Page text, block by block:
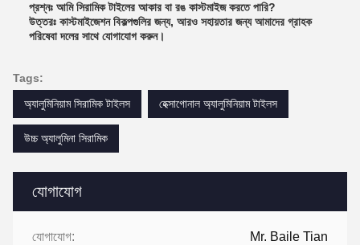
যোগাযোগ
যোগাযোগ: Mr. Baile Tian
প্রশ্নঃ আমি সিরামিক টাইলের আকার বা রঙ কাস্টমাইজ করতে পারি?
উত্তরঃ কাস্টমাইজেশন বিকল্পগুলির জন্য, আরও সহায়তার জন্য আমাদের গ্রাহক
পরিষেবা দলের সাথে যোগাযোগ করুন।
Tags:
অ্যালুমিনিয়াম সিরামিক টাইলস
হেক্সাগোনাল অ্যালুমিনিয়াম টাইলস
উচ্চ অ্যালুমিনা সিরামিক